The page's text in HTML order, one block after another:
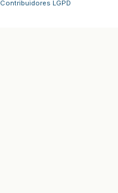
Contribuidores LGPD